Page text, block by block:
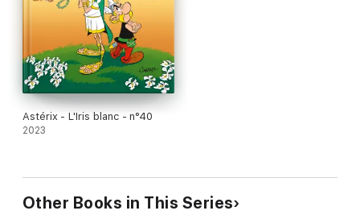
Astérix - L'Iris blanc - n°40
2023
Other Books in This Series